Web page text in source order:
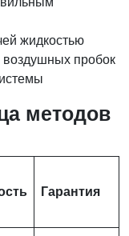
жидкостью
воздушных пробок
методов
Гарантия